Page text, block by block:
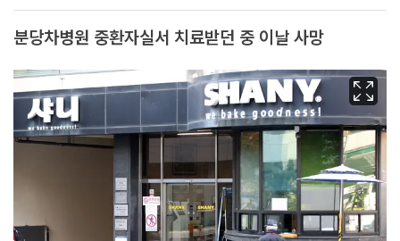
분당차병원 중환자실서 치료받던 중 이날 사망